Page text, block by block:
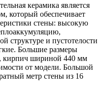
керамика является
который обеспечивает
стены: высокую
структуре и пустотелости
Большие размеры
кирпич шириной 440 мм
от модели. Большой
метр стены из 16